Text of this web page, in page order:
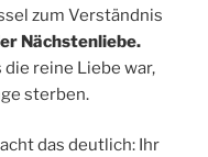
zum Verständnis
Nächstenliebe.
die reine Liebe war,
sterben.
das deutlich: Ihr